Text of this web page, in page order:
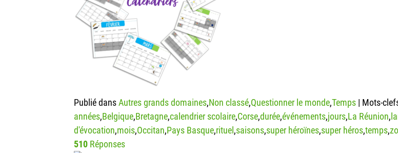
Publié dansAutres grands domaines,Non classé,Questionner le monde,Temps | Mots-
années,Belgique,Bretagne,calendrier scolaire,Corse,durée,événements,jours,La Réunion,
d'évocation,mois,Occitan,Pays Basque,rituel,saisons,super héroïnes,super héros,temps,
510 Réponses